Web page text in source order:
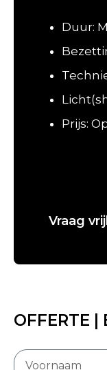
Duur:
Prijs:
Vraag
OFFERTE |